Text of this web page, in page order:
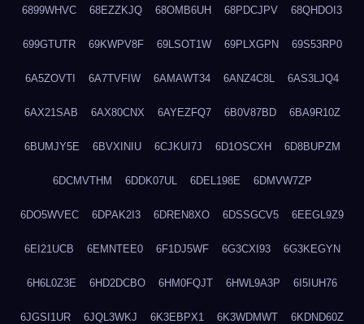
6899WHVC 68EZZKJQ 68OMB6UH 68PDCJPV 68QHDOI3
699GTUTR 69KWPV8F 69LSOT1W 69PLXGPN 69S53RP0
6A5ZOVTI 6A7TVFIW 6AMAWT34 6ANZ4C8L 6AS3LJQ4
6AX21SAB 6AX80CNX 6AYEZFQ7 6B0V87BD 6BA9R10Z
6BUMJY5E 6BVXINIU 6CJKUI7J 6D1OSCXH 6D8BUPZM
6DCMVTHM 6DDK07UL 6DEL198E 6DMVW7ZP
6DO5WVEC 6DPAK2I3 6DREN8XO 6DSSGCV5 6EEGL9Z9
6EI21UCB 6EMNTEE0 6F1DJ5WF 6G3CXI93 6G3KEGYN
6H6L0Z3E 6HD2DCBO 6HM0FQJT 6HWL9A3P 6I5IUH76
6JGSI1UR 6JQL3WKJ 6K3EBPX1 6K3WDMWT 6KDND60Z